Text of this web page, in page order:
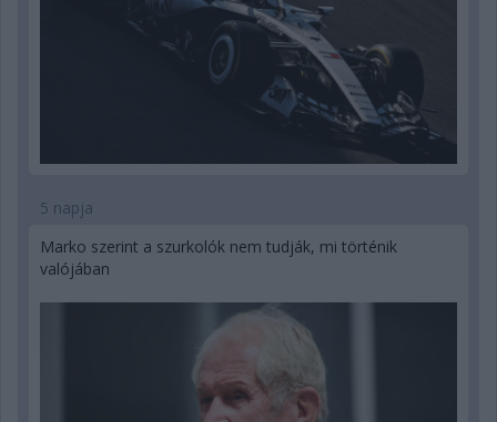
5 napja
Marko szerint a szurkolók nem tudják, mi történik
valójában